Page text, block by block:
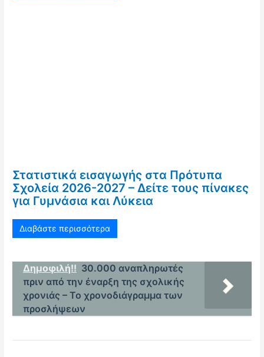
Στατιστικά εισαγωγής στα Πρότυπα
Σχολεία 2026-2027 – Δείτε τους πίνακες
για Γυμνάσια και Λύκεια
Διαβάστε περισσότερα
Δημοφιλή!! 30.000 αναπληρωτές
πριν από την έναρξη της σχολικής
χρονιάς – Το χρονοδιάγραμμα των
προσλήψεων